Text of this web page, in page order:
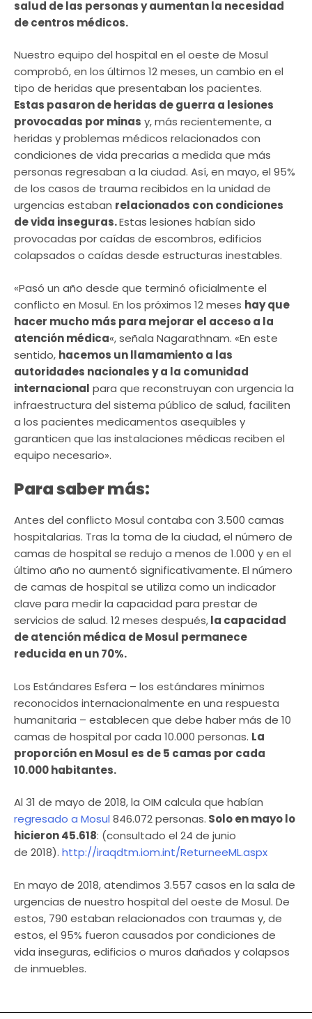
salud de las personas y aumentan la necesidad
de centros médicos.
Nuestro equipo del hospital en el oeste de Mosul
comprobó, en los últimos 12 meses, un cambio en el
tipo de heridas que presentaban los pacientes.
Estas pasaron de heridas de guerra a lesiones
provocadas por minas y, más recientemente, a
heridas y problemas médicos relacionados con
condiciones de vida precarias a medida que más
personas regresaban a la ciudad. Así, en mayo, el 95%
de los casos de trauma recibidos en la unidad de
urgencias estaban relacionados con condiciones
de vida inseguras.Estas lesiones habían sido
provocadas por caídas de escombros, edificios
colapsados o caídas desde estructuras inestables.
«Pasó un año desde que terminó oficialmente el
conflicto en Mosul. En los próximos 12 meses hay que
hacer mucho más para mejorar el acceso a la
atención médica«, señala Nagarathnam. «En este
sentido, hacemos un llamamiento a las
autoridades nacionales y a la comunidad
internacional para que reconstruyan con urgencia la
infraestructura del sistema público de salud, faciliten
a los pacientes medicamentos asequibles y
garanticen que las instalaciones médicas reciben el
equipo necesario».
Para saber más:
Antes del conflicto Mosul contaba con 3.500 camas
hospitalarias. Tras la toma de la ciudad, el número de
camas de hospital se redujo a menos de 1.000 y en el
último año no aumentó significativamente. El número
de camas de hospital se utiliza como un indicador
clave para medir la capacidad para prestar de
servicios de salud. 12 meses después,la capacidad
de atención médica de Mosul permanece
reducida en un 70%.
Los Estándares Esfera – los estándares mínimos
reconocidos internacionalmente en una respuesta
humanitaria – establecen que debe haber más de 10
camas de hospital por cada 10.000 personas. La
proporción en Mosul es de 5 camas por cada
10.000 habitantes.
Al 31 de mayo de 2018, la OIM calcula que habían
regresado a Mosul 846.072 personas. Solo en mayo lo
hicieron 45.618: (consultado el 24 de junio
de 2018). http://iraqdtm.iom.int/ReturneeML.aspx
En mayo de 2018, atendimos 3.557 casos en la sala de
urgencias de nuestro hospital del oeste de Mosul. De
estos, 790 estaban relacionados con traumas y, de
estos, el 95% fueron causados por condiciones de
vida inseguras, edificios o muros dañados y colapsos
de inmuebles.